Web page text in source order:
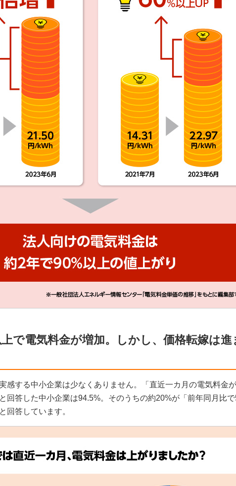
で電気料金が増加。しかし、価格転嫁は進
感する中小企業は少なくありません。「直近一カ月の電気料金
回答した中小企業は94.5%。そのうちの約20%が「前年同月比で
回答しています。